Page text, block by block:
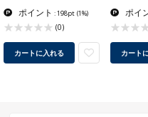
ポイント : 198pt (1%)
(0)
カートに入れる
ポイ
カート